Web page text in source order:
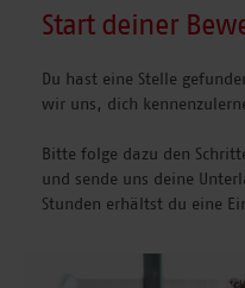
Start deiner
Du hast eine Stelle
wir uns, dich
Bitte folge dazu den
und sende uns deine
Stunden erhältst du eine